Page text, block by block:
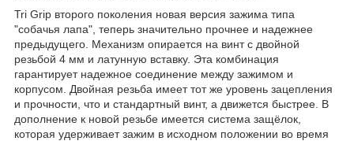
Tri Grip второго поколения новая версия зажима типа
"собачья лапа", теперь значительно прочнее и надежнее
предыдущего. Механизм опирается на винт с двойной
резьбой 4 мм и латунную вставку. Эта комбинация
гарантирует надежное соединение между зажимом и
корпусом. Двойная резьба имеет тот же уровень зацепления
и прочности, что и стандартный винт, а движется быстрее. В
дополнение к новой резьбе имеется система защёлок,
которая удерживает зажим в исходном положении во время